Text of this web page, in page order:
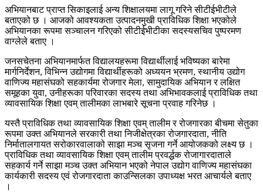
अभियानबाट प्राप्त सिकाइलाई अन्य शिक्षालयमा लागू गरिने सीटीईभीटीले
बताएको छ । आजको आवश्यकता उत्पादनमुखी प्राविधिक शिक्षा भएकोले
अभियानका रूपमा सञ्चालन गरिएको सीटीईभीटीका सदस्यसचिव पुष्परमण
वाग्लेले बताए ।
जनसचेतना अभियानमार्फत विद्यालयहरूमा विद्यार्थीलाई भविष्यका बारेमा
मार्गनिर्देशन, विभिन्न उद्योगमा विद्यार्थीहरूको अध्ययन भ्रमण, स्थानीय उद्योग
वाणिज्य महासंघको सहकार्यमा रोजगार मेला, सामुदायिक अभियान र लक्षित
समूहका युवा, उनीहरूका परिवारका सदस्य तथा अभिभावकलाई प्राविधिक तथा
व्यावसायिक शिक्षा एवम् तालीमका लाभबारे सूचना प्रवाह गरिनेछ ।
यस्तै प्राविधिक तथा व्यावसायिक शिक्षा एवम् तालीम र रोजगारका बीचमा सेतुका
रूपमा उक्त अभियानले सरकारी तथा निजीक्षेत्रका रोजगारदाता, नीति
निर्मातालगायत सरोकारवालाको साझा मञ्च सृजना गर्ने आयोजकको लक्ष्य छ ।
प्राविधिक तथा व्यावसायिक शिक्षा एवम् तालीम प्रवर्द्धक रोजागारदाताले
सहकार्य गर्ने साझा मञ्च उक्त अभियान भएको नेपाल उद्योग वाणिज्य महासंघका
कार्यकारी सदस्य एवं रोजगारदाता काउन्सिलका उपाध्यक्ष भरत आचार्यले बताए
।